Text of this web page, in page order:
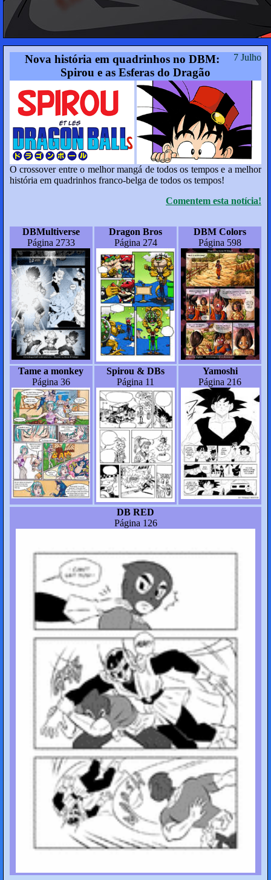
7 Julho
Nova história em quadrinhos no DBM:
Spirou e as Esferas do Dragão
O crossover entre o melhor mangá de todos os tempos e a melhor
história em quadrinhos franco-belga de todos os tempos!
Comentem esta notícia!
DBMultiverse
Página 2733
Dragon Bros
Página 274
DBM Colors
Página 598
Tame a monkey
Página 36
Spirou & DBs
Página 11
Yamoshi
Página 216
DB RED
Página 126